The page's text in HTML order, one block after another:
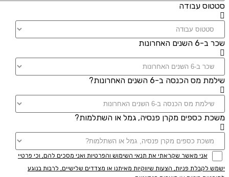
סטטוס עבודה
שכר ב-6 השנים האחרונות
שילמת מס הכנסה ב-6 השנים האחרונות?
משכת כספים מקרן פנסיה, גמל או השתלמות?
אני מאשר שקראתי את תנאי השימוש והפרטיות ואני מסכים להם, וכי פרטיי
ישמש לקבלת פניות, הצעות שיווקיות מאיתנו או מצדדים שלישיים, לרבות בנוגע